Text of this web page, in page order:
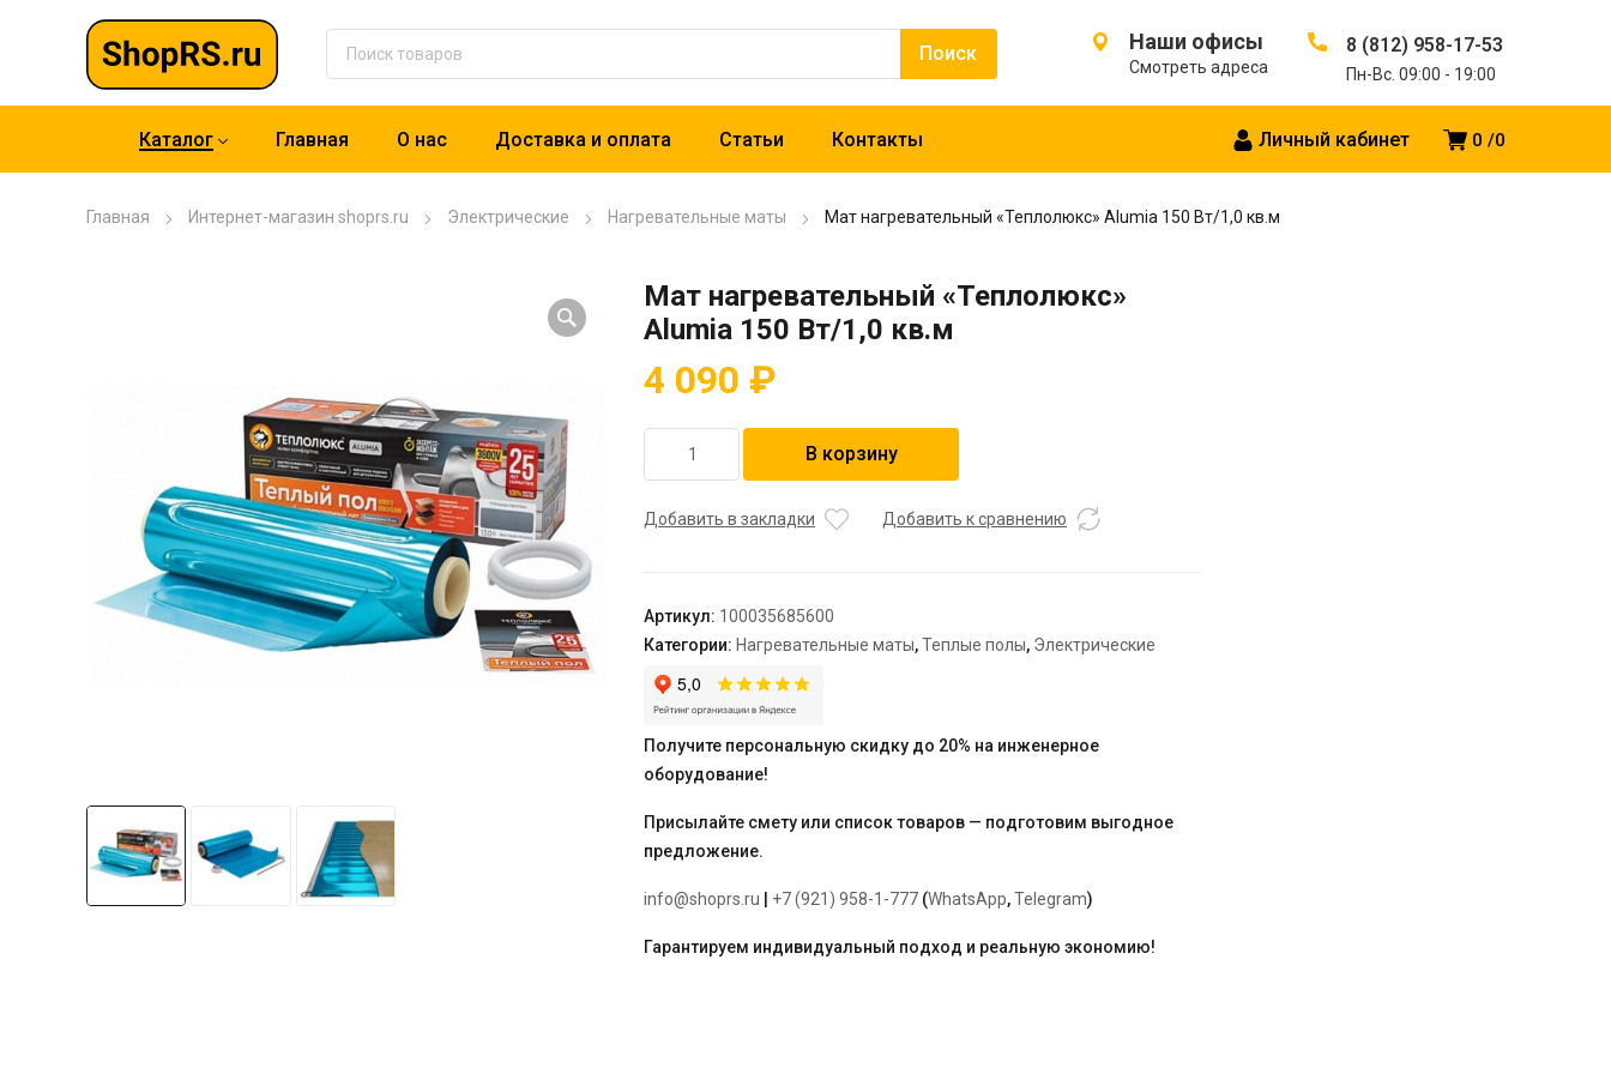
Наши офисы
Смотреть адреса
8 (812) 958-17-53
Пн-Вс. 09:00 - 19:00
0 0
Личный кабинет
Каталог Главная О нас Доставка и оплата Статьи Контакты
Главная Интернет-магазин shoprs.ru Электрические Нагревательные маты Мат нагревательный «Теплолюкс» Alumia 150 Вт/1,0 кв.м
Мат нагревательный «Теплолюкс»
Alumia 150 Вт/1,0 кв.м
4 090 ₽
товара
нагревательный
Вт/1,0
кв.м
В корзину
Добавить в закладки Добавить к сравнению
Артикул: 100035685600
Категории: Нагревательные маты,Теплые полы, Электрические
Получите персональную скидку до 20% на инженерное
оборудование!
Присылайте смету или список товаров — подготовим выгодное
предложение.
info@shoprs.ru +7 (921) 958-1-777 (WhatsApp,Telegram)
Гарантируем индивидуальный подход и реальную экономию!